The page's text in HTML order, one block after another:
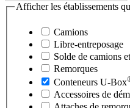
Afficher les établissements
Camions
Libre-entreposage
Solde de camions
Remorques
Conteneurs U-Box
Accessoires de